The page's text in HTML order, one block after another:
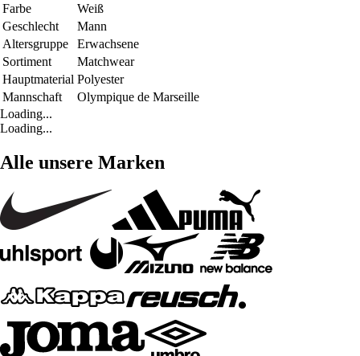
Farbe
Weiß
Geschlecht
Mann
Altersgruppe
Erwachsene
Sortiment
Matchwear
Hauptmaterial Polyester
Mannschaft
Olympique de Marseille
Loading...
Loading...
Alle unsere Marken